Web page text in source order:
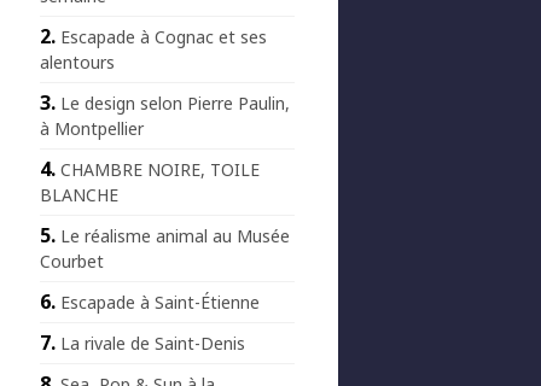
Escapade à Cognac et ses
alentours
Le design selon Pierre Paulin,
à Montpellier
CHAMBRE NOIRE, TOILE
BLANCHE
Le réalisme animal au Musée
Courbet
Escapade à Saint-Étienne
La rivale de Saint-Denis